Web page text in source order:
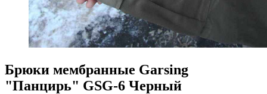
Брюки мембранные Garsing
"Панцирь" GSG-6 Черный